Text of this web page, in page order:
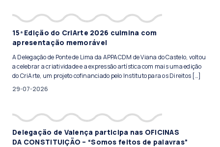
15ª Edição do CriArte 2026 culmina com
apresentação memorável
A Delegação de Ponte de Lima da APPACDM de Viana do Castelo, voltou
a celebrar a criatividade e a expressão artística com mais uma edição
do CriArte, um projeto cofinanciado pelo Instituto para os Direitos […]
29-07-2026
Delegação de Valença participa nas OFICINAS
DA CONSTITUIÇÃO – “Somos feitos de palavras”